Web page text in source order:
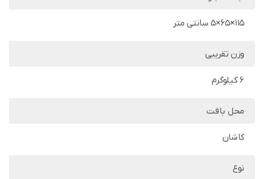
115×65×5 سانتی متر
وزن تقریبی
6 کیلوگرم
محل بافت
کاشان
نوع